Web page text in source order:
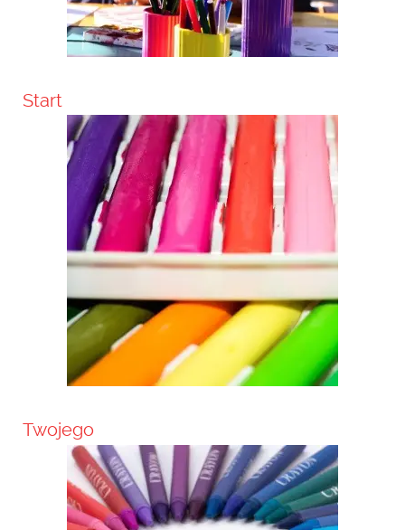
Start
Twojego